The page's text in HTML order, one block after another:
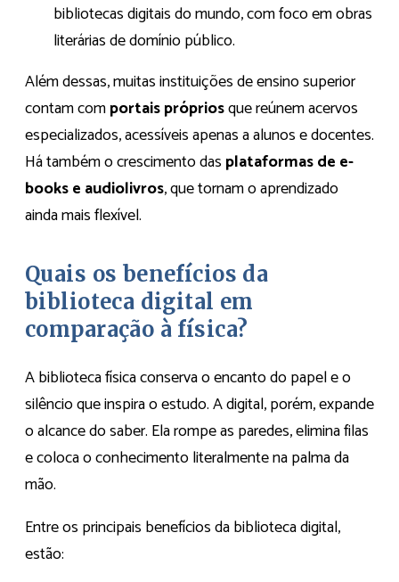
bibliotecas digitais do mundo, com foco em obras
literárias de domínio público.
Além dessas, muitas instituições de ensino superior
contam comportais própriosque reúnem acervos
especializados, acessíveis apenas a alunos e docentes.
Há também o crescimento das plataformas de e-
books e audiolivros, que tornam o aprendizado
ainda mais flexível.
Quais os benefícios da
biblioteca digital em
comparação à física?
A biblioteca física conserva o encanto do papel e o
silêncio que inspira o estudo. A digital, porém, expande
o alcance do saber. Ela rompe as paredes, elimina filas
e coloca o conhecimento literalmente na palma da
mão.
Entre os principais benefícios da biblioteca digital,
estão: